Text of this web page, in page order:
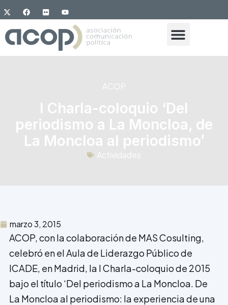
ACOP
I Charla-coloquio ‘Del
periodismo a La Moncloa, de
La Moncloa al periodismo’
Actividades
marzo 3, 2015
ACOP, con la colaboración de MAS Cosulting,
celebró en el Aula de Liderazgo Público de
ICADE, en Madrid, la I Charla-coloquio de 2015
bajo el título ‘Del periodismo a La Moncloa. De
La Moncloa al periodismo: la experiencia de una